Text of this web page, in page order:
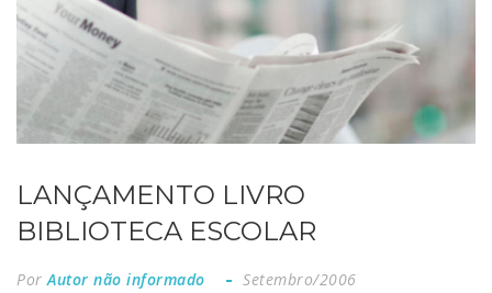
LANÇAMENTO LIVRO
BIBLIOTECA ESCOLAR
PorAutor não informado Setembro/2006